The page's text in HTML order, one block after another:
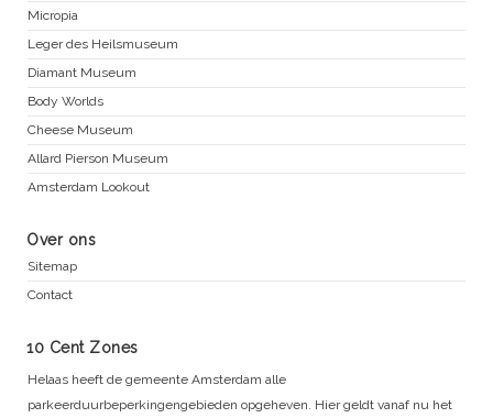
Micropia
Leger des Heilsmuseum
Diamant Museum
Body Worlds
Cheese Museum
Allard Pierson Museum
Amsterdam Lookout
Over ons
Sitemap
Contact
10 Cent Zones
Helaas heeft de gemeente Amsterdam alle
parkeerduurbeperkingengebieden opgeheven. Hier geldt vanaf nu het